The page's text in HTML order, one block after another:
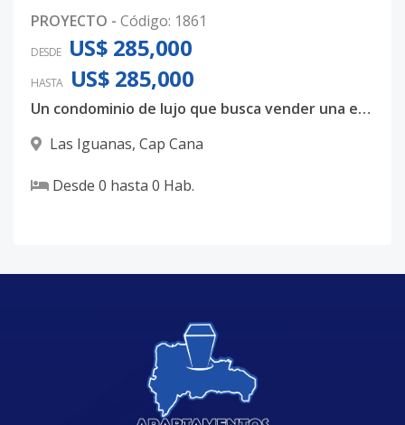
PROYECTO - Código: 1861
DESDE US$ 285,000
HASTA US$ 285,000
Un condominio de lujo que busca vender una experencia de confort y exclusividad.
Las Iguanas, Cap Cana
Desde 0 hasta 0 Hab.